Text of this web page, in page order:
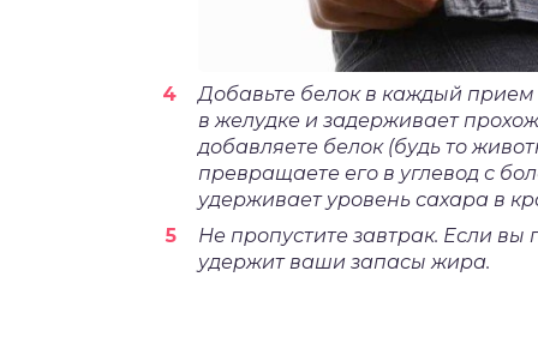
Добавьте белок в каждый
в желудке и задерживает
добавляете белок (будь то
превращаете его в углевод с
удерживает уровень сахара в
Не пропустите завтрак. Если вы
удержит ваши запасы жира.